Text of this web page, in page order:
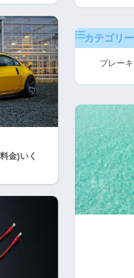
金)いく
カテゴリー